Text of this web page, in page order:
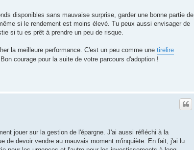
disponibles sans mauvaise surprise, garder une bonne partie de
si le rendement est moins élevé. Tu peux aussi envisager de
si tu es prêt à prendre un peu de risque.
la meilleure performance. C'est un peu comme une tirelire
courage pour la suite de votre parcours d'adoption !
jouer sur la gestion de l'épargne. J'ai aussi réfléchi à la
de devoir vendre au mauvais moment m'inquiète. En fait, j'ai lu